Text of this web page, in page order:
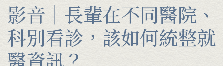
影音｜長輩在不同醫院、
科別看診，該如何統整就
醫資訊？